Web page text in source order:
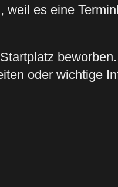
es eine
oder wichtige